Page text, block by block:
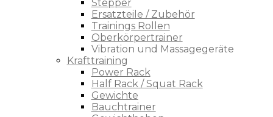
Stepper
Ersatzteile / Zubehör
Trainings Rollen
Oberkörpertrainer
Vibration und Massagegeräte
Krafttraining
Power Rack
Half Rack / Squat Rack
Gewichte
Bauchtrainer